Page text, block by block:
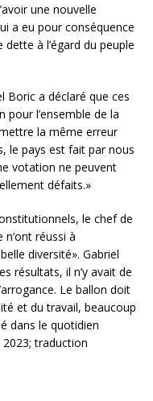
une nouvelle
a eu pour conséquence
à l’égard du peuple
Boric a déclaré que ces
l’ensemble de la
la même erreur
le pays est fait par nous
votation ne peuvent
défaits.»
le chef de
n’ont réussi à
diversité». Gabriel
résultats, il n’y avait de
Le ballon doit
et du travail, beaucoup
dans le quotidien
traduction